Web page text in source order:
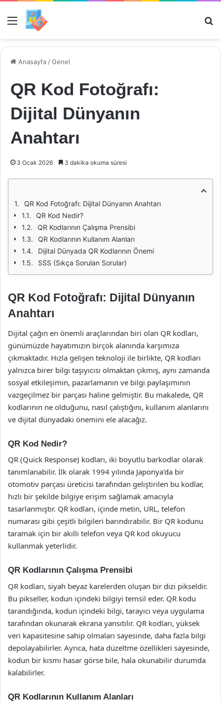
Menü
Anasayfa /Genel
QR Kod Fotoğrafı:
Dijital Dünyanın
Anahtarı
3 Ocak 2026 3 dakika okuma süresi
QR Kod Fotoğrafı: Dijital Dünyanın Anahtarı
QR Kod Nedir?
QR Kodlarının Çalışma Prensibi
QR Kodlarının Kullanım Alanları
Dijital Dünyada QR Kodlarının Önemi
SSS (Sıkça Sorulan Sorular)
QR Kod Fotoğrafı: Dijital Dünyanın
Anahtarı
Dijital çağın en önemli araçlarından biri olan QR kodları,
günümüzde hayatımızın birçok alanında karşımıza
çıkmaktadır. Hızla gelişen teknoloji ile birlikte, QR kodları
yalnızca birer bilgi taşıyıcısı olmaktan çıkmış, aynı zamanda
sosyal etkileşimin, pazarlamanın ve bilgi paylaşımının
vazgeçilmez bir parçası haline gelmiştir. Bu makalede, QR
kodlarının ne olduğunu, nasıl çalıştığını, kullanım alanlarını
ve dijital dünyadaki önemini ele alacağız.
QR Kod Nedir?
QR (Quick Response) kodları, iki boyutlu barkodlar olarak
tanımlanabilir. İlk olarak 1994 yılında Japonya’da bir
otomotiv parçası üreticisi tarafından geliştirilen bu kodlar,
hızlı bir şekilde bilgiye erişim sağlamak amacıyla
tasarlanmıştır. QR kodları, içinde metin, URL, telefon
numarası gibi çeşitli bilgileri barındırabilir. Bir QR kodunu
taramak için bir akıllı telefon veya QR kod okuyucu
kullanmak yeterlidir.
QR Kodlarının Çalışma Prensibi
QR kodları, siyah beyaz karelerden oluşan bir dizi pikseldir.
Bu pikseller, kodun içindeki bilgiyi temsil eder. QR kodu
tarandığında, kodun içindeki bilgi, tarayıcı veya uygulama
tarafından okunarak ekrana yansıtılır. QR kodları, yüksek
veri kapasitesine sahip olmaları sayesinde, daha fazla bilgi
depolayabilirler. Ayrıca, hata düzeltme özellikleri sayesinde,
kodun bir kısmı hasar görse bile, hala okunabilir durumda
kalabilirler.
QR Kodlarının Kullanım Alanları